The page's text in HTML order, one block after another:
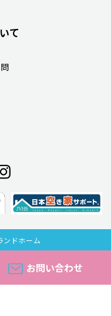
て
ドホーム
お問い合わせ